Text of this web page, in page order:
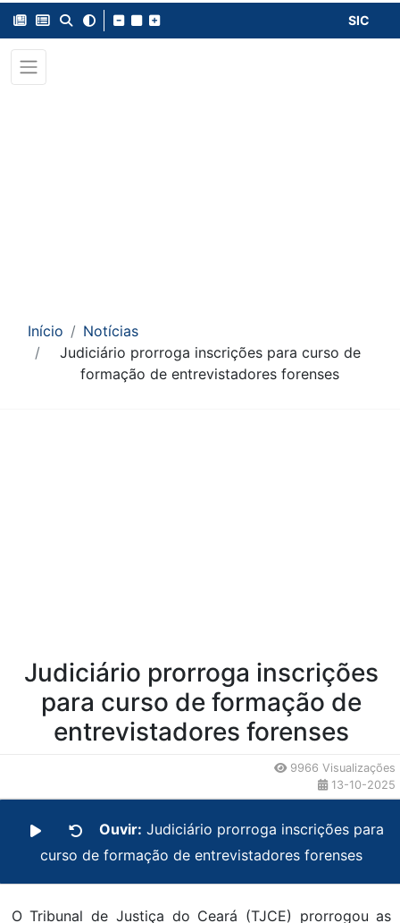
SIC
Início
Notícias
Judiciário prorroga inscrições para curso de
formação de entrevistadores forenses
Judiciário prorroga inscrições
para curso de formação de
entrevistadores forenses
9966 Visualizações
13-10-2025
Ouvir: Judiciário prorroga inscrições para
curso de formação de entrevistadores forenses
O Tribunal de Justiça do Ceará (TJCE) prorrogou as